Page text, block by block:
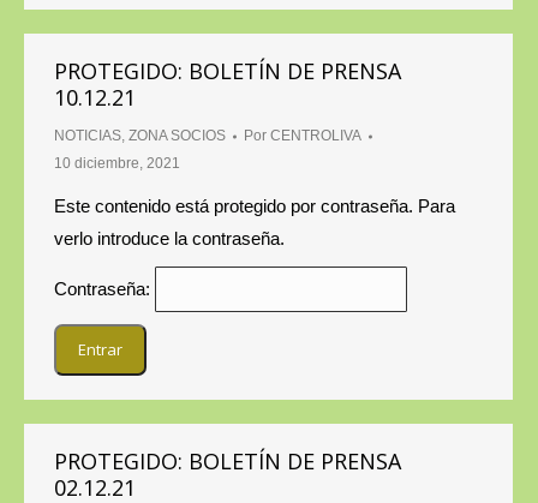
PROTEGIDO: BOLETÍN DE PRENSA
10.12.21
NOTICIAS, ZONA SOCIOS Por CENTROLIVA
10 diciembre, 2021
Este contenido está protegido por contraseña. Para
verlo introduce la contraseña.
Contraseña:
PROTEGIDO: BOLETÍN DE PRENSA
02.12.21